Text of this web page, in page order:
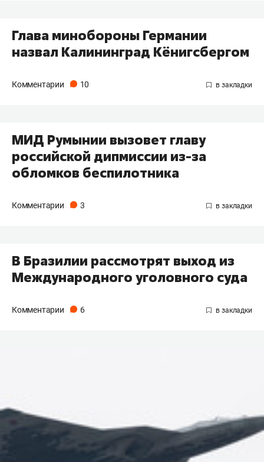
Глава минобороны Германии
назвал Калининград Кёнигсбергом
Комментарии 10
МИД Румынии вызовет главу
российской дипмиссии из-за
обломков беспилотника
Комментарии 3
В Бразилии рассмотрят выход из
Международного уголовного суда
Комментарии 6